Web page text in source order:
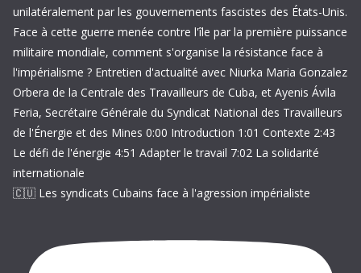
m
a
i
l
🇨🇺 Les syndicats Cubains face à l'agression impérialiste